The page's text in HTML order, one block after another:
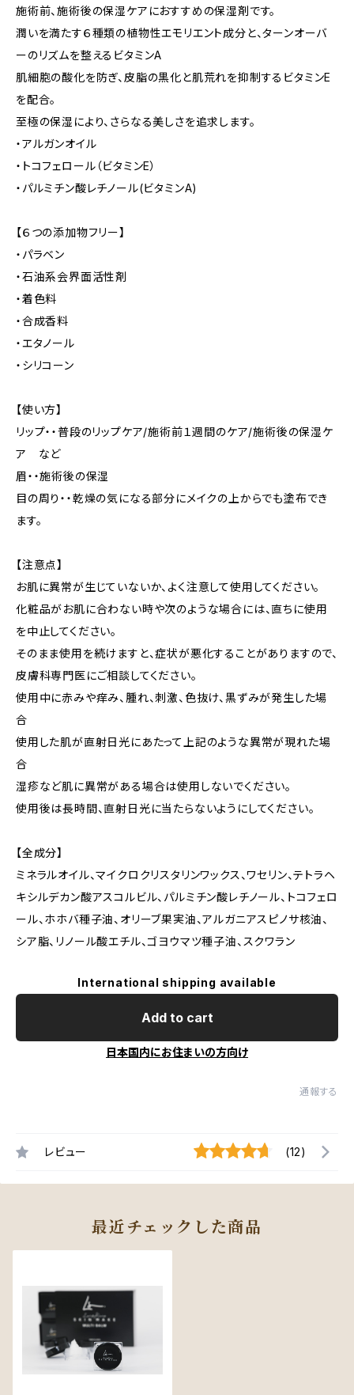
施術前、施術後の保湿ケアにおすすめの保湿剤です。
潤いを満たす６種類の植物性エモリエント成分と、ターンオーバ
ーのリズムを整えるビタミンA
肌細胞の酸化を防ぎ、皮脂の黒化と肌荒れを抑制するビタミンE
を配合。
至極の保湿により、さらなる美しさを追求します。
・アルガンオイル
・トコフェロール（ビタミンE）
・パルミチン酸レチノール(ビタミンA)
【６つの添加物フリー】
・パラベン
・石油系会界面活性剤
・着色料
・合成香料
・エタノール
・シリコーン
【使い方】
リップ・・普段のリップケア/施術前１週間のケア/施術後の保湿ケ
ア など
眉・・施術後の保湿
目の周り・・乾燥の気になる部分にメイクの上からでも塗布でき
ます。
【注意点】
お肌に異常が生じていないか、よく注意して使用してください。
化粧品がお肌に合わない時や次のような場合には、直ちに使用
を中止してください。
そのまま使用を続けますと、症状が悪化することがありますので、
皮膚科専門医にご相談してください。
使用中に赤みや痒み、腫れ、刺激、色抜け、黒ずみが発生した場
合
使用した肌が直射日光にあたって上記のような異常が現れた場
合
湿疹など肌に異常がある場合は使用しないでください。
使用後は長時間、直射日光に当たらないようにしてください。
【全成分】
ミネラルオイル、マイクロクリスタリンワックス、ワセリン、テトラヘ
キシルデカン酸アスコルビル、パルミチン酸レチノール、トコフェロ
ール、ホホバ種子油、オリーブ果実油、アルガニアスピノサ核油、
シア脂、リノール酸エチル、ゴヨウマツ種子油、スクワラン
International shipping available
Add to cart
日本国内にお住まいの方向け
通報する
レビュー (12)
最近チェックした商品